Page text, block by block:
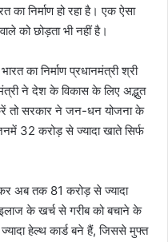
का निर्माण हो रहा है। एक ऐसा
को छोड़ता भी नहीं है।
का निर्माण प्रधानमंत्री श्री
ने देश के विकास के लिए अद्भुत
तो सरकार ने जन-धन योजना के
32 करोड़ से ज्यादा खाते सिर्फ
अब तक 81 करोड़ से ज्यादा
इलाज के खर्च से गरीब को बचाने के
हेल्थ कार्ड बने हैं, जिससे मुफ्त